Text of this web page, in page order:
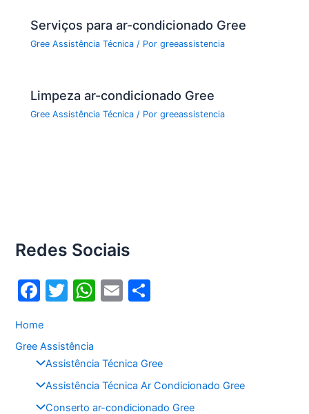
Serviços para ar-condicionado Gree
Gree Assistência Técnica / Porgreeassistencia
Limpeza ar-condicionado Gree
Gree Assistência Técnica / Porgreeassistencia
Redes Sociais
F
c
e
b
o
T
itt
er
W
s
A
p
E
l
e
Home
Gree Assistência
Assistência Técnica Gree
Assistência Técnica Ar Condicionado Gree
Conserto ar-condicionado Gree